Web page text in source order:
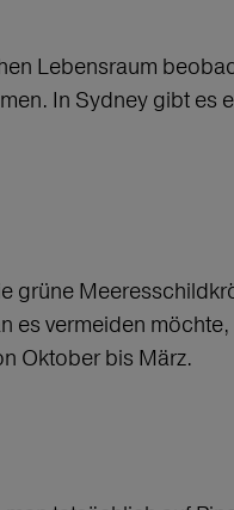
Lebensraum
In Sydney gibt es
es vermeiden
Oktober bis März.